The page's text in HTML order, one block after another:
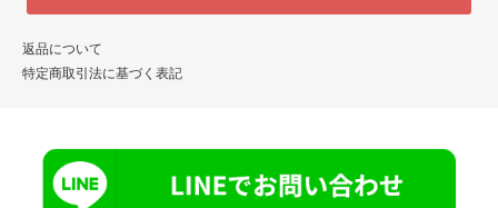
返品について
特定商取引法に基づく表記